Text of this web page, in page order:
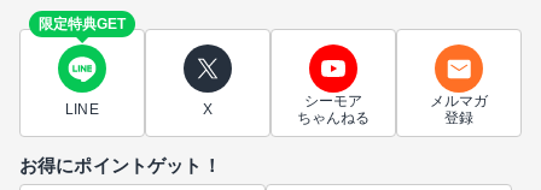
限定特典GET
LINE X
シーモア
ちゃんねる
メルマガ
登録
お得にポイントゲット！